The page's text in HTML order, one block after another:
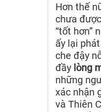
Hơn thế
chưa
“tốt hơn”
ấy lại
che đậy
đầy lòng
những
xác nhận
và Thiên